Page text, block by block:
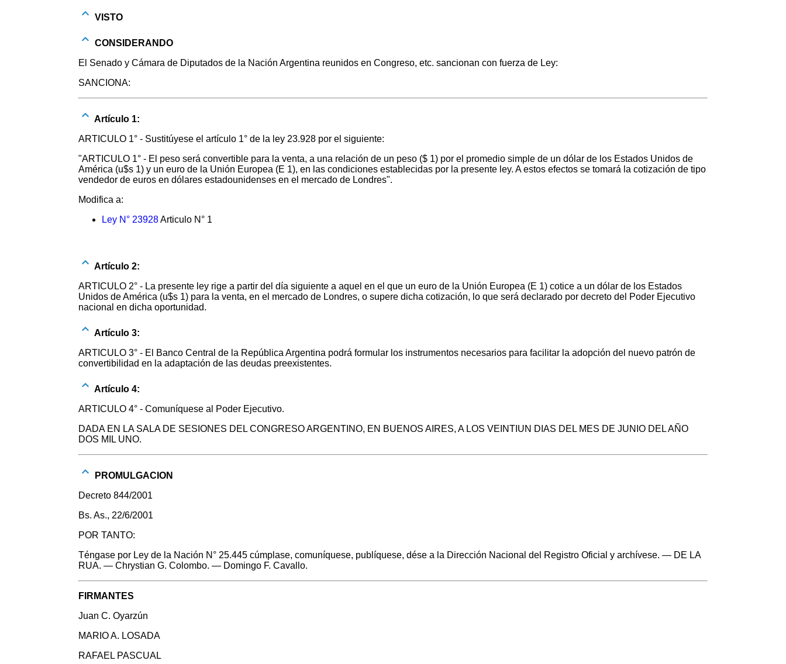
VISTO
CONSIDERANDO
El Senado y Cámara de Diputados de la Nación Argentina reunidos en Congreso, etc. sancionan con fuerza de Ley:
SANCIONA:
Artículo 1:
ARTICULO 1° - Sustitúyese el artículo 1° de la ley 23.928 por el siguiente:
"ARTICULO 1° - El peso será convertible para la venta, a una relación de un peso ($ 1) por el promedio simple de un dólar de los Estados Unidos de
América (u$s 1) y un euro de la Unión Europea (E 1), en las condiciones establecidas por la presente ley. A estos efectos se tomará la cotización de tipo
vendedor de euros en dólares estadounidenses en el mercado de Londres".
Modifica a:
Ley N° 23928Articulo N° 1
Artículo 2:
ARTICULO 2° - La presente ley rige a partir del día siguiente a aquel en el que un euro de la Unión Europea (E 1) cotice a un dólar de los Estados
Unidos de América (u$s 1) para la venta, en el mercado de Londres, o supere dicha cotización, lo que será declarado por decreto del Poder Ejecutivo
nacional en dicha oportunidad.
Artículo 3:
ARTICULO 3° - El Banco Central de la República Argentina podrá formular los instrumentos necesarios para facilitar la adopción del nuevo patrón de
convertibilidad en la adaptación de las deudas preexistentes.
Artículo 4:
ARTICULO 4° - Comuníquese al Poder Ejecutivo.
DADA EN LA SALA DE SESIONES DEL CONGRESO ARGENTINO, EN BUENOS AIRES, A LOS VEINTIUN DIAS DEL MES DE JUNIO DEL AÑO
DOS MIL UNO.
PROMULGACION
Decreto 844/2001
Bs. As., 22/6/2001
POR TANTO:
Téngase por Ley de la Nación N° 25.445 cúmplase, comuníquese, publíquese, dése a la Dirección Nacional del Registro Oficial y archívese. — DE LA
RUA. — Chrystian G. Colombo. — Domingo F. Cavallo.
FIRMANTES
Juan C. Oyarzún
MARIO A. LOSADA
RAFAEL PASCUAL